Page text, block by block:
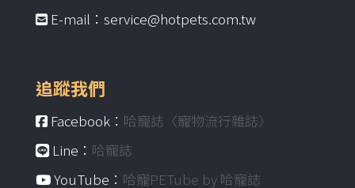
E-mail：service@hotpets.com.tw
追蹤我們
Facebook： 哈寵誌〈寵物流行雜誌〉
Line： 哈寵誌
YouTube： 哈寵PETube by 哈寵誌